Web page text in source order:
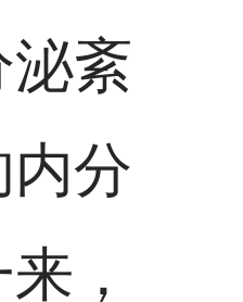
紊
分
，